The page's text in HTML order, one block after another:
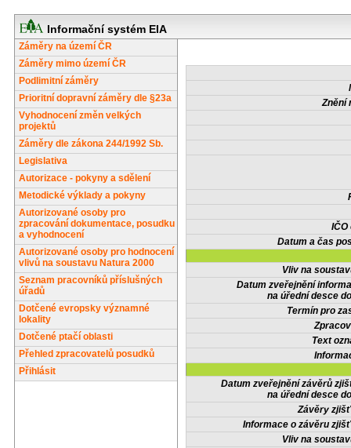
Informační systém EIA
Záměry na území ČR
Záměry mimo území ČR
Podlimitní záměry
Prioritní dopravní záměry dle §23a
Vyhodnocení změn velkých
projektů
Záměry dle zákona 244/1992 Sb.
Legislativa
Autorizace - pokyny a sdělení
Metodické výklady a pokyny
Autorizované osoby pro
zpracování dokumentace, posudku
a vyhodnocení
Autorizované osoby pro hodnocení
vlivů na soustavu Natura 2000
Seznam pracovníků příslušných
úřadů
Dotčené evropsky významné
lokality
Dotčené ptačí oblasti
Přehled zpracovatelů posudků
Přihlásit
Znění
IČO
Datum a čas
Vliv na
Datum zveřejnění
na úřední desce
Termín pro
Text
Datum zveřejnění závěrů
na úřední desce
Závěry
Informace o závěru
Vliv na